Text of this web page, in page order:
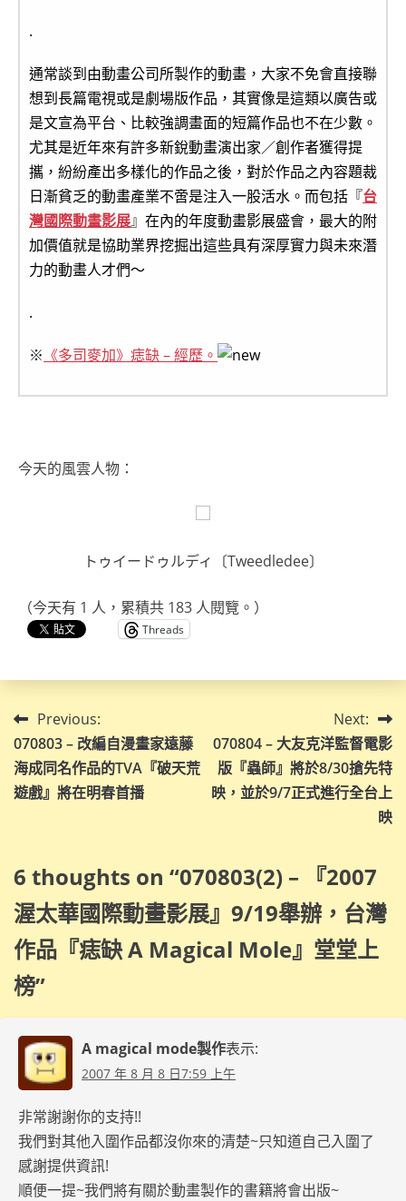
.
通常談到由動畫公司所製作的動畫，大家不免會直接聯
想到長篇電視或是劇場版作品，其實像是這類以廣告或
是文宣為平台、比較強調畫面的短篇作品也不在少數。
尤其是近年來有許多新銳動畫演出家／創作者獲得提
攜，紛紛產出多樣化的作品之後，對於作品之內容題裁
日漸貧乏的動畫產業不啻是注入一股活水。而包括『台
灣國際動畫影展』在內的年度動畫影展盛會，最大的附
加價值就是協助業界挖掘出這些具有深厚實力與未來潛
力的動畫人才們～
.
※ 《多司麥加》痣缺 – 經歷。
今天的風雲人物：
トゥイードゥルディ〔Tweedledee〕
（今天有 1 人，累積共 183 人閱覽。）
Threads
文
章
導
Previous:
070803 – 改編自漫畫家遠藤
海成同名作品的TVA『破天荒
遊戲』將在明春首播
Next:
070804 – 大友克洋監督電影
版『蟲師』將於8/30搶先特
映，並於9/7正式進行全台上
映
6 thoughts on “070803(2) – 『2007
渥太華國際動畫影展』9/19舉辦，台灣
作品『痣缺 A Magical Mole』堂堂上
榜”
A magical mode製作表示:
2007 年 8 月 8 日7:59 上午
非常謝謝你的支持!!
我們對其他入圍作品都沒你來的清楚~只知道自己入圍了
感謝提供資訊!
順便一提~我們將有關於動畫製作的書籍將會出版~